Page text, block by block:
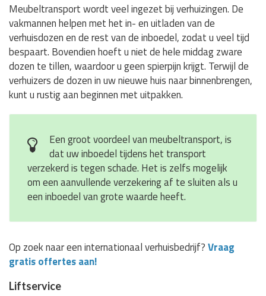
Meubeltransport wordt veel ingezet bij verhuizingen. De
vakmannen helpen met het in- en uitladen van de
verhuisdozen en de rest van de inboedel, zodat u veel tijd
bespaart. Bovendien hoeft u niet de hele middag zware
dozen te tillen, waardoor u geen spierpijn krijgt. Terwijl de
verhuizers de dozen in uw nieuwe huis naar binnenbrengen,
kunt u rustig aan beginnen met uitpakken.
Een groot voordeel van meubeltransport, is
dat uw inboedel tijdens het transport
verzekerd is tegen schade. Het is zelfs mogelijk
om een aanvullende verzekering af te sluiten als u
een inboedel van grote waarde heeft.
Op zoek naar een internationaal verhuisbedrijf?Vraag
gratis offertes aan!
Liftservice